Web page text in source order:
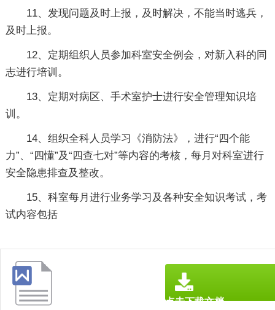
11、发现问题及时上报，及时解决，不能当时逃兵，
及时上报。
12、定期组织人员参加科室安全例会，对新入科的同
志进行培训。
13、定期对病区、手术室护士进行安全管理知识培
训。
14、组织全科人员学习《消防法》，进行“四个能
力”、“四懂”及“四查七对”等内容的考核，每月对科室进行
安全隐患排查及整改。
15、科室每月进行业务学习及各种安全知识考试，考
试内容包括
点击下载文档